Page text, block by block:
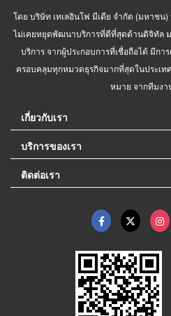
โดย บริษัท เทเลอินโฟ มีเดีย จำกัด (มหาชน)
ไม่เคยหยุดพัฒนาบริการที่ดีที่สุดด้านดิจิทัล
บริการ จากผู้ประกอบการที่เชื่อถือได้ มีก
ครอบคลุมทุกหมวดธุรกิจมากที่สุดในประเท
หมาย จากทีมง
เกี่ยวกับเรา
บริการของเรา
ติดต่อเรา